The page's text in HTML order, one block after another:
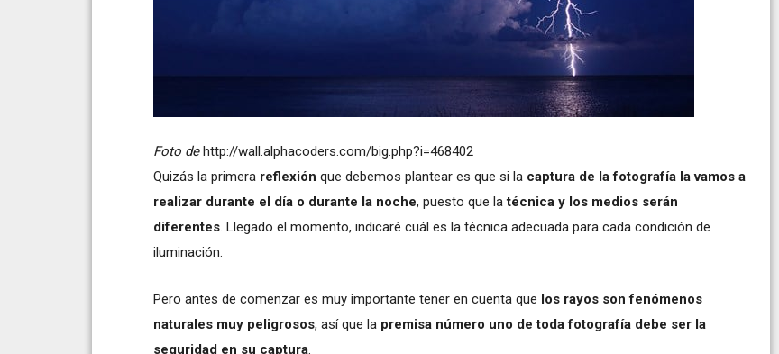
Foto dehttp://wall.alphacoders.com/big.php?i=468402
Quizás la primera reflexión que debemos plantear es que si la captura de la fotografía la vamos a
realizar durante el día o durante la noche, puesto que latécnica y los medios serán
diferentes. Llegado el momento, indicaré cuál es la técnica adecuada para cada condición de
iluminación.
Pero antes de comenzar es muy importante tener en cuenta que los rayos son fenómenos
naturales muy peligrosos, así que la premisa número uno de toda fotografía debe ser la
seguridad en su captura.